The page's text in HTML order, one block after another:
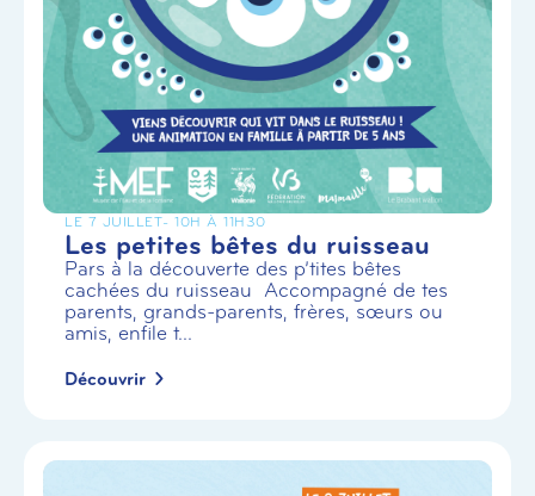
LE 7 JUILLET- 10H À 11H30
Les petites bêtes du ruisseau
Pars à la découverte des p’tites bêtes
cachées du ruisseau Accompagné de tes
parents, grands-parents, frères, sœurs ou
amis, enfile t...
Découvrir